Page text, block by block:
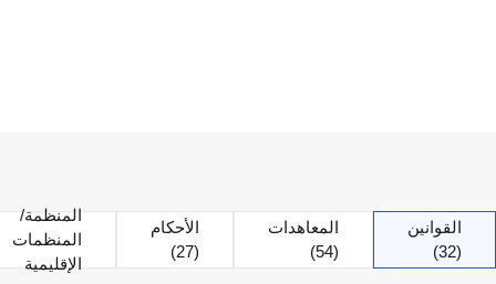
القوانين
المعاهدات
الأحكام
المنظمة/
المنظمات
الإقليمية